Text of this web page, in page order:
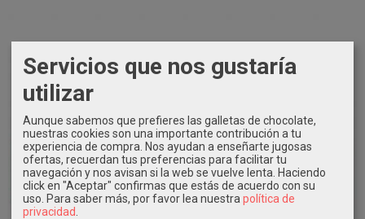
Servicios que nos gustaría
utilizar
Aunque sabemos que prefieres las galletas de chocolate,
nuestras cookies son una importante contribución a tu
experiencia de compra. Nos ayudan a enseñarte jugosas
ofertas, recuerdan tus preferencias para facilitar tu
navegación y nos avisan si la web se vuelve lenta. Haciendo
click en "Aceptar" confirmas que estás de acuerdo con su
uso. Para saber más, por favor lea nuestra política de
privacidad